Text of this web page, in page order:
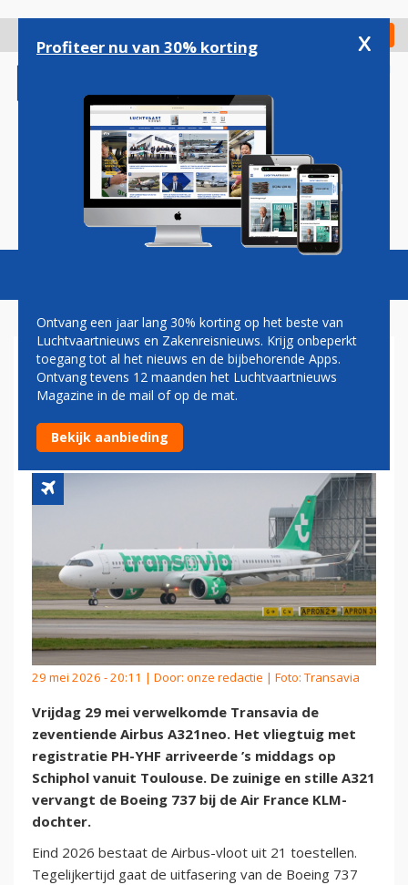
gaan
Check in
Magazine Podcasts Vacatures
ALWEER ZEVENTIENDE
AIRBUS VOOR TRANSAVIA
NEDERLAND
29 mei 2026 - 20:11 | Door: onze redactie | Foto: Transavia
Vrijdag 29 mei verwelkomde Transavia de
zeventiende Airbus A321neo. Het vliegtuig met
registratie PH-YHF arriveerde ’s middags op
Schiphol vanuit Toulouse. De zuinige en stille A321
vervangt de Boeing 737 bij de Air France KLM-
dochter.
Eind 2026 bestaat de Airbus-vloot uit 21 toestellen.
Tegelijkertijd gaat de uitfasering van de Boeing 737
Profiteer nu van 30% korting x
Ontvang een jaar lang 30% korting op het beste van
Luchtvaartnieuws en Zakenreisnieuws. Krijg onbeperkt
toegang tot al het nieuws en de bijbehorende Apps.
Ontvang tevens 12 maanden het Luchtvaartnieuws
Magazine in de mail of op de mat.
Bekijk aanbieding